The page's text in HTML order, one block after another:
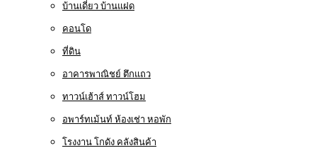
บ้านเดี่ยว บ้านแฝด
คอนโด
ที่ดิน
อาคารพาณิชย์ ตึกแถว
ทาวน์เฮ้าส์ ทาวน์โฮม
อพาร์ทเม้นท์ ห้องเช่า หอพัก
โรงงาน โกดัง คลังสินค้า